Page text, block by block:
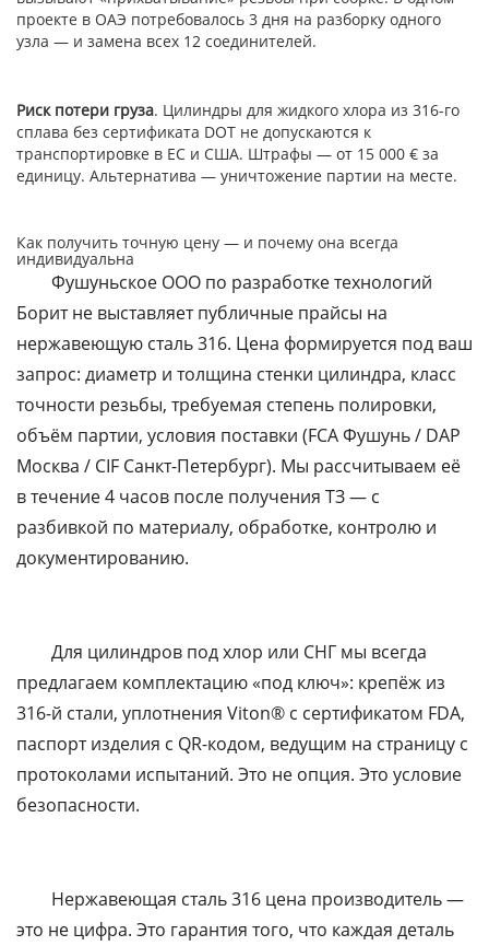
проекте в ОАЭ потребовалось 3 дня на разборку одного
узла — и замена всех 12 соединителей.
Риск потери груза. Цилиндры для жидкого хлора из 316-го
сплава без сертификата DOT не допускаются к
транспортировке в ЕС и США. Штрафы — от 15 000 € за
единицу. Альтернатива — уничтожение партии на месте.
Как получить точную цену — и почему она всегда
индивидуальна
Фушуньское ООО по разработке технологий
Борит не выставляет публичные прайсы на
нержавеющую сталь 316. Цена формируется под ваш
запрос: диаметр и толщина стенки цилиндра, класс
точности резьбы, требуемая степень полировки,
объём партии, условия поставки (FCA Фушунь / DAP
Москва / CIF Санкт-Петербург). Мы рассчитываем её
в течение 4 часов после получения ТЗ — с
разбивкой по материалу, обработке, контролю и
документированию.
Для цилиндров под хлор или СНГ мы всегда
предлагаем комплектацию «под ключ»: крепёж из
316-й стали, уплотнения Viton® с сертификатом FDA,
паспорт изделия с QR-кодом, ведущим на страницу с
протоколами испытаний. Это не опция. Это условие
безопасности.
Нержавеющая сталь 316 цена производитель —
это не цифра. Это гарантия того, что каждая деталь